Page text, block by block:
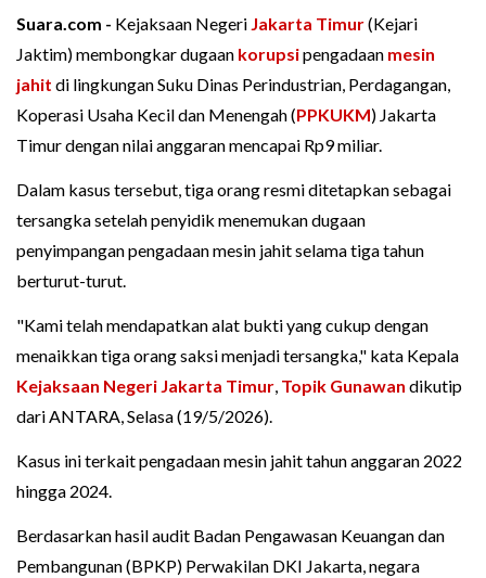
Suara.com - Kejaksaan Negeri Jakarta Timur(Kejari
Jaktim) membongkar dugaan korupsipengadaan mesin
jahit di lingkungan Suku Dinas Perindustrian, Perdagangan,
Koperasi Usaha Kecil dan Menengah (PPKUKM) Jakarta
Timur dengan nilai anggaran mencapai Rp9 miliar.
Dalam kasus tersebut, tiga orang resmi ditetapkan sebagai
tersangka setelah penyidik menemukan dugaan
penyimpangan pengadaan mesin jahit selama tiga tahun
berturut-turut.
"Kami telah mendapatkan alat bukti yang cukup dengan
menaikkan tiga orang saksi menjadi tersangka," kata Kepala
Kejaksaan Negeri Jakarta Timur, Topik Gunawan dikutip
dari ANTARA, Selasa (19/5/2026).
Kasus ini terkait pengadaan mesin jahit tahun anggaran 2022
hingga 2024.
Berdasarkan hasil audit Badan Pengawasan Keuangan dan
Pembangunan (BPKP) Perwakilan DKI Jakarta, negara